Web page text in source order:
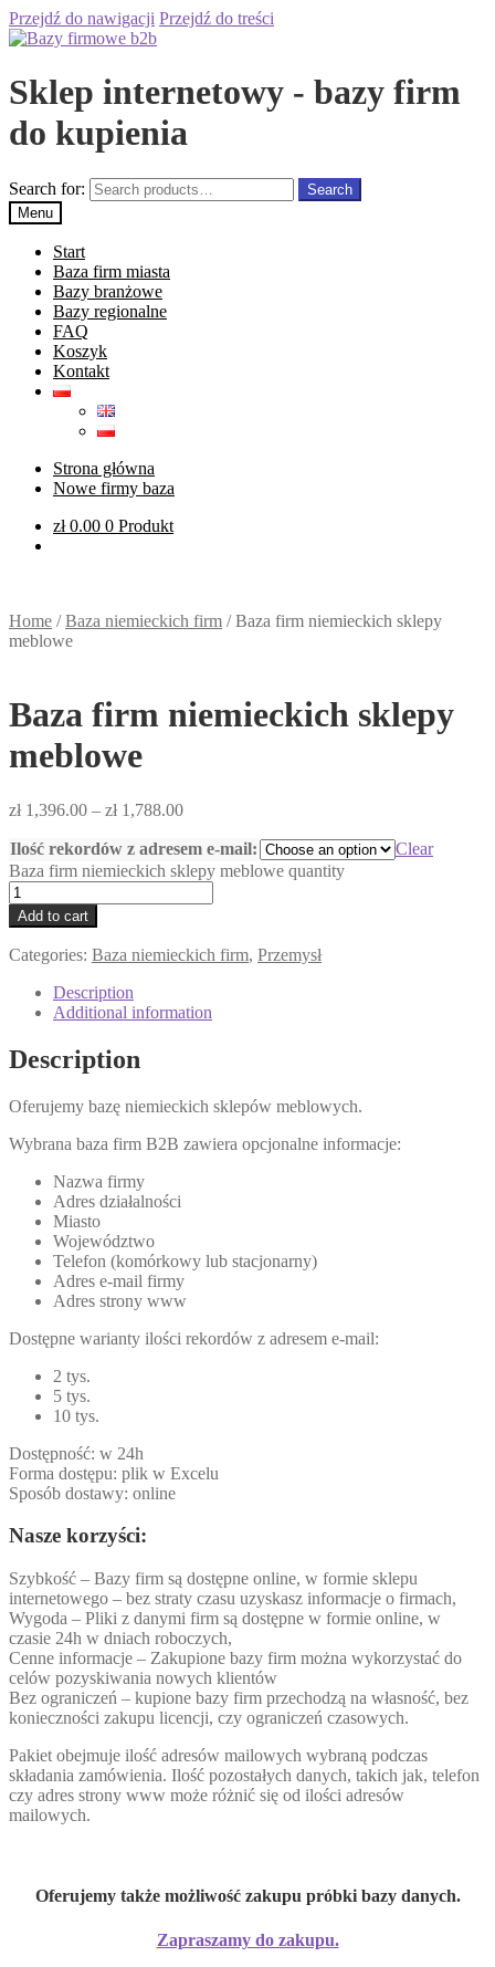
Przejdź do nawigacji Przejdź do treści
Sklep internetowy - bazy firm
do kupienia
Search for:
Search
Menu
Start
Baza firm miasta
Bazy branżowe
Bazy regionalne
FAQ
Koszyk
Kontakt
Strona główna
Nowe firmy baza
zł0.00 0 Produkt
Home /Baza niemieckich firm /Baza firm niemieckich sklepy
meblowe
Baza firm niemieckich sklepy
meblowe
zł1,396.00 – zł1,788.00
Ilość rekordów z adresem e-mail:
Clear
Baza firm niemieckich sklepy meblowe quantity
Add to cart
Categories: Baza niemieckich firm, Przemysł
Description
Additional information
Description
Oferujemy bazę niemieckich sklepów meblowych.
Wybrana baza firm B2B zawiera opcjonalne informacje:
Nazwa firmy
Adres działalności
Miasto
Województwo
Telefon (komórkowy lub stacjonarny)
Adres e-mail firmy
Adres strony www
Dostępne warianty ilości rekordów z adresem e-mail:
2 tys.
5 tys.
10 tys.
Dostępność: w 24h
Forma dostępu: plik w Excelu
Sposób dostawy: online
Nasze korzyści:
Szybkość – Bazy firm są dostępne online, w formie sklepu
internetowego – bez straty czasu uzyskasz informacje o firmach,
Wygoda – Pliki z danymi firm są dostępne w formie online, w
czasie 24h w dniach roboczych,
Cenne informacje – Zakupione bazy firm można wykorzystać do
celów pozyskiwania nowych klientów
Bez ograniczeń – kupione bazy firm przechodzą na własność, bez
konieczności zakupu licencji, czy ograniczeń czasowych.
Pakiet obejmuje ilość adresów mailowych wybraną podczas
składania zamówienia. Ilość pozostałych danych, takich jak, telefon
czy adres strony www może różnić się od ilości adresów
mailowych.
Oferujemy także możliwość zakupu próbki bazy danych.
Zapraszamy do zakupu.